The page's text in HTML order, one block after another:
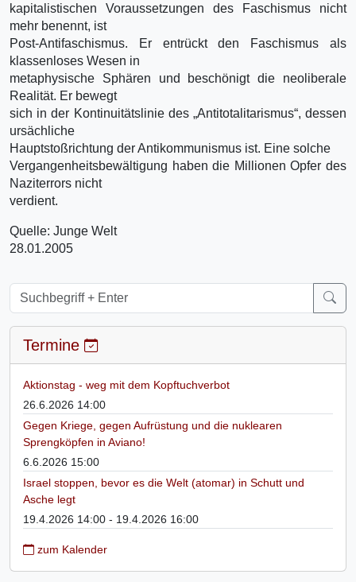
kapitalistischen Voraussetzungen des Faschismus nicht
mehr benennt, ist
Post-Antifaschismus. Er entrückt den Faschismus als
klassenloses Wesen in
metaphysische Sphären und beschönigt die neoliberale
Realität. Er bewegt
sich in der Kontinuitätslinie des „Antitotalitarismus“, dessen
ursächliche
Hauptstoßrichtung der Antikommunismus ist. Eine solche
Vergangenheitsbewältigung haben die Millionen Opfer des
Naziterrors nicht
verdient.
Quelle: Junge Welt
28.01.2005
Termine
Aktionstag - weg mit dem Kopftuchverbot
26.6.2026 14:00
Gegen Kriege, gegen Aufrüstung und die nuklearen
Sprengköpfen in Aviano!
6.6.2026 15:00
Israel stoppen, bevor es die Welt (atomar) in Schutt und
Asche legt
19.4.2026 14:00 - 19.4.2026 16:00
zum Kalender